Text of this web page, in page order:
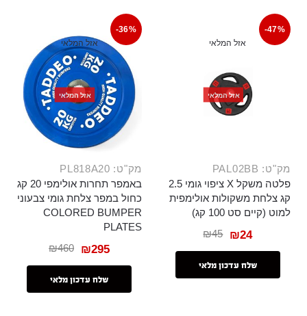
-47%
אזל המלאי
אזל המלאי
מק"ט: PAL02BB
פלטה משקל X ציפוי גומי 2.5
קג צלחת משקולות אולימפית
למוט (קיים סט 100 קג)
₪45 ₪24
שלח עדכון מלאי
-36%
אזל המלאי
אזל המלאי
מק"ט: PL818A20
באמפר תחרות אולימפי 20 קג
כחול במפר צלחת גומי צבעוני
COLORED BUMPER
PLATES
₪460 ₪295
שלח עדכון מלאי